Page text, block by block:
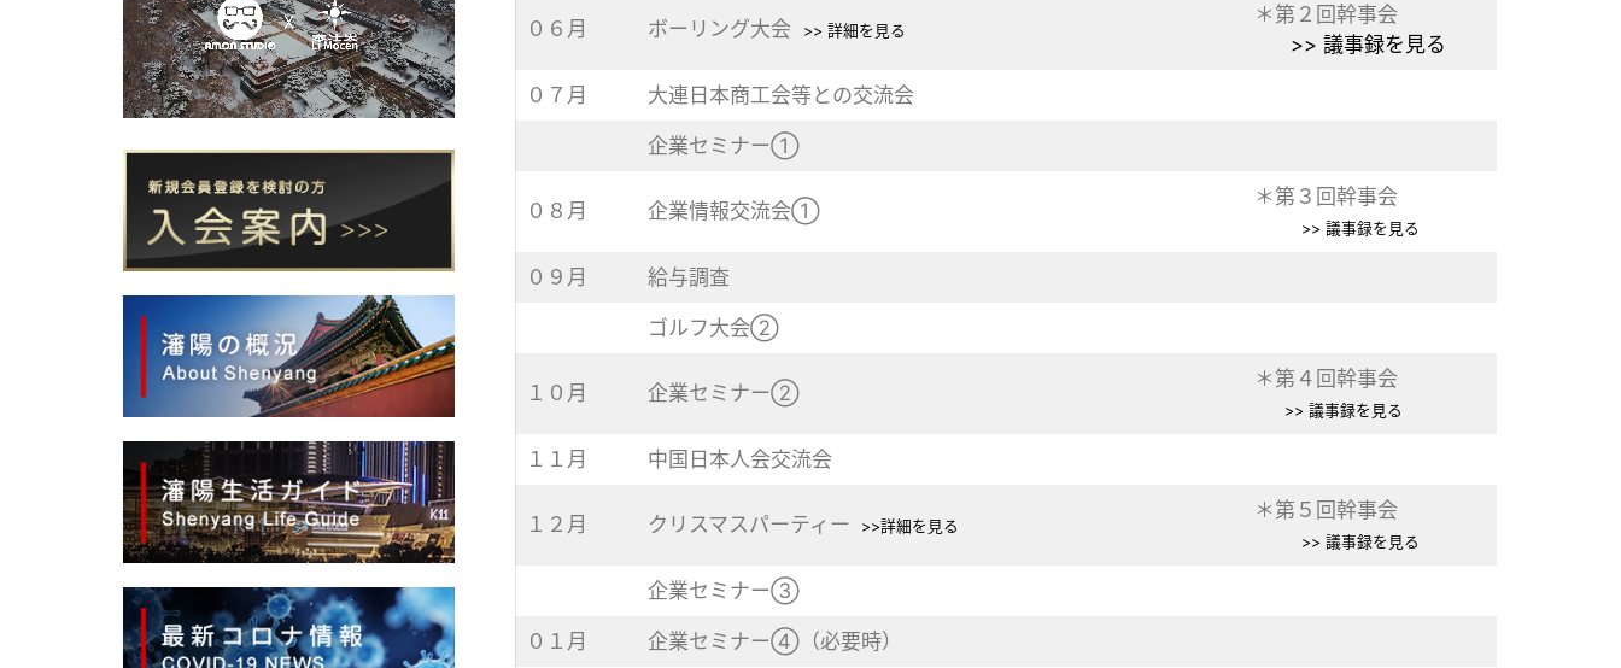
０６月 ボーリング大会 >> 詳細を見る
＊第２回幹事会
>> 議事録を見る
０７月 大連日本商工会等との交流会
企業セミナー①
０８月 企業情報交流会①
＊第３回幹事会
>> 議事録を見る
０９月 給与調査
ゴルフ大会②
１０月 企業セミナー②
＊第４回幹事会
>> 議事録を見る
１１月 中国日本人会交流会
１２月 クリスマスパーティー >>詳細を見る
＊第５回幹事会
>> 議事録を見る
企業セミナー③
０１月 企業セミナー④（必要時）